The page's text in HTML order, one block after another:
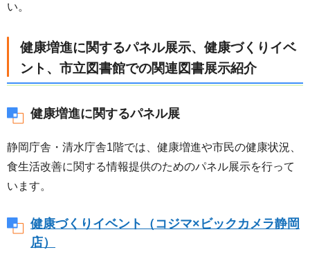
い。
健康増進に関するパネル展示、健康づくりイベ
ント、市立図書館での関連図書展示紹介
健康増進に関するパネル展
静岡庁舎・清水庁舎1階では、健康増進や市民の健康状況、
食生活改善に関する情報提供のためのパネル展示を行って
います。
健康づくりイベント（コジマ×ビックカメラ静岡
店）